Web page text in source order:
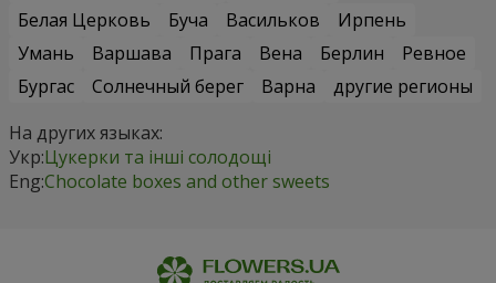
Белая Церковь
Буча Васильков
Ирпень
Умань
Варшава Прага Вена Берлин
Ревное
Бургас
Солнечный берег Варна
другие регионы
На других языках:
Укр:Цукерки та інші солодощі
Eng:Chocolate boxes and other sweets